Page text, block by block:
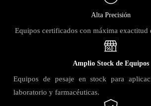
Alta Precisión
Equipos certificados con máxima exactitud
Amplio Stock de Equipos
Equipos de pesaje en stock para
laboratorio y farmacéuticas.